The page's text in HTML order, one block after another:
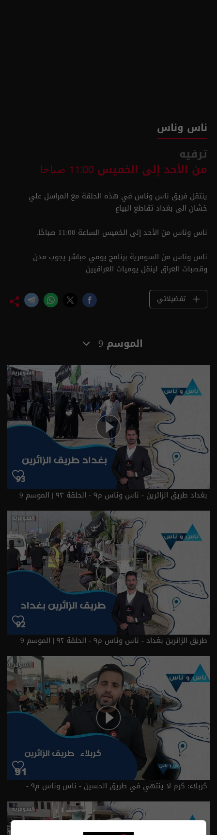
ناس وناس
ترفيه
من الأحد إلى الخميس 11:00 صباحا
ينتقل فريق ناس وناس في هذه الحلقة مع المراسل علي
خشان الى بغداد تقاطع البياع
ناس وناس من الأحد إلى الخميس الساعة 11:00 صباحًا.
ناس وناس من السومرية برنامج يومي مباشر يجوب مدن
وقصبات العراق لينقل يوميات العراقيين
تفضيلاتي
الموسم 9
بغداد طريق الزائرين - ناس وناس م٩ - الحلقة ٩٣ | الموسم 9
طريق الزائرين بغداد - ناس وناس م٩ - الحلقة ٩٢ | الموسم 9
كربلاء: كرم لا ينتهي في طريق الحسين - ناس وناس م٩ -